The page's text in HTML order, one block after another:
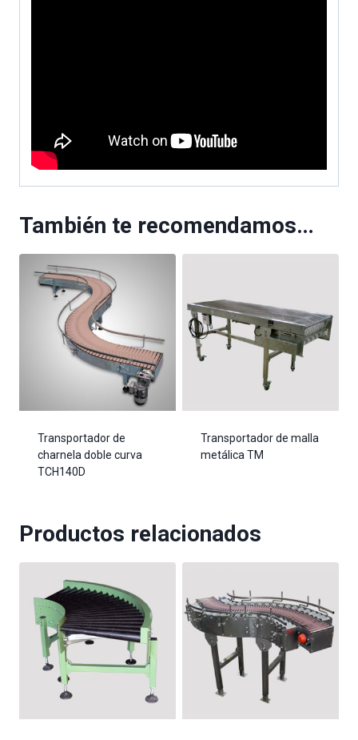
También te recomendamos…
Transportador de
charnela doble curva
TCH140D
Transportador de malla
metálica TM
Productos relacionados